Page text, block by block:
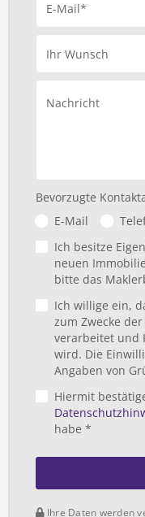
E-Mail*
Ihr Wunsch
Nachricht
Bevorzugte
E-Mail
Ich besitze
neuen
bitte das
Ich willige ein,
zum Zwecke
verarbeitet und
wird. Die
Angaben von
Hiermit
habe *
Ihre Daten werden